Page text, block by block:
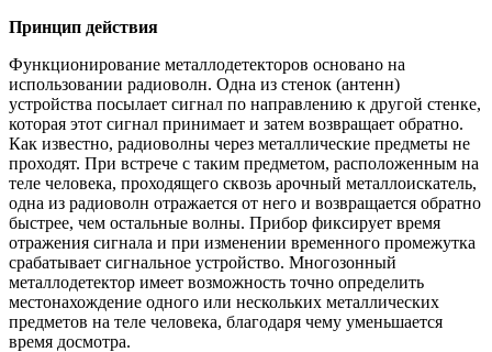
Принцип действия
Функционирование металлодетекторов основано на
использовании радиоволн. Одна из стенок (антенн)
устройства посылает сигнал по направлению к другой стенке,
которая этот сигнал принимает и затем возвращает обратно.
Как известно, радиоволны через металлические предметы не
проходят. При встрече с таким предметом, расположенным на
теле человека, проходящего сквозь арочный металлоискатель,
одна из радиоволн отражается от него и возвращается обратно
быстрее, чем остальные волны. Прибор фиксирует время
отражения сигнала и при изменении временного промежутка
срабатывает сигнальное устройство. Многозонный
металлодетектор имеет возможность точно определить
местонахождение одного или нескольких металлических
предметов на теле человека, благодаря чему уменьшается
время досмотра.